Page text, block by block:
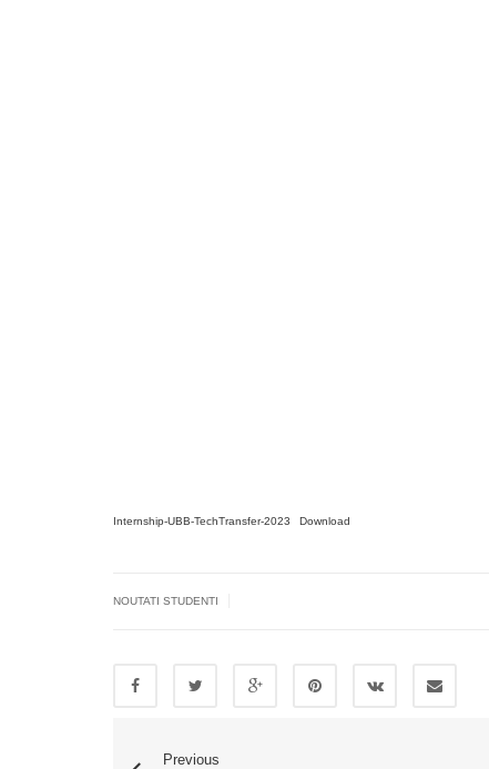
Internship-UBB-TechTransfer-2023 Download
NOUTATI STUDENTI
Previous